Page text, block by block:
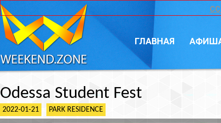
ГЛАВНАЯ
Odessa Student Fest
2022-01-21 PARK RESIDENCE